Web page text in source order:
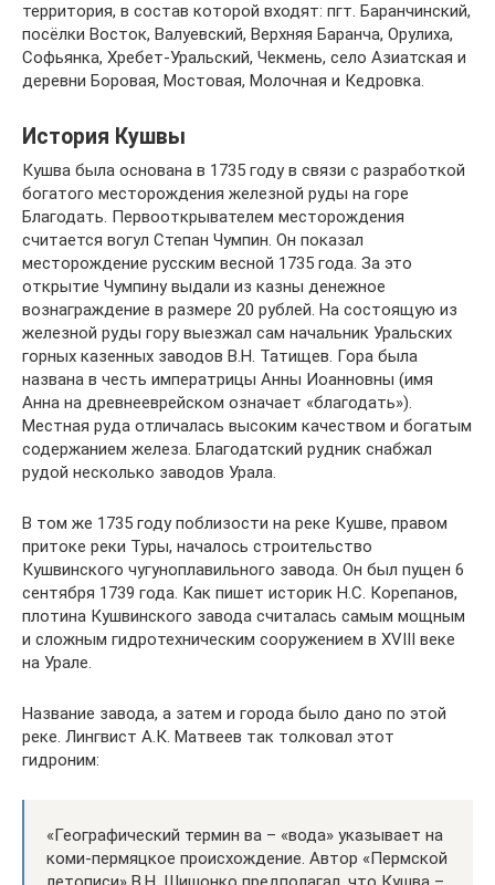
территория, в состав которой входят: пгт. Баранчинский,
посёлки Восток, Валуевский, Верхняя Баранча, Орулиха,
Софьянка, Хребет-Уральский, Чекмень, село Азиатская и
деревни Боровая, Мостовая, Молочная и Кедровка.
История Кушвы
Кушва была основана в 1735 году в связи с разработкой
богатого месторождения железной руды на горе
Благодать. Первооткрывателем месторождения
считается вогул Степан Чумпин. Он показал
месторождение русским весной 1735 года. За это
открытие Чумпину выдали из казны денежное
вознаграждение в размере 20 рублей. На состоящую из
железной руды гору выезжал сам начальник Уральских
горных казенных заводов В.Н. Татищев. Гора была
названа в честь императрицы Анны Иоанновны (имя
Анна на древнееврейском означает «благодать»).
Местная руда отличалась высоким качеством и богатым
содержанием железа. Благодатский рудник снабжал
рудой несколько заводов Урала.
В том же 1735 году поблизости на реке Кушве, правом
притоке реки Туры, началось строительство
Кушвинского чугуноплавильного завода. Он был пущен 6
сентября 1739 года. Как пишет историк Н.С. Корепанов,
плотина Кушвинского завода считалась самым мощным
и сложным гидротехническим сооружением в XVIII веке
на Урале.
Название завода, а затем и города было дано по этой
реке. Лингвист А.К. Матвеев так толковал этот
гидроним:
«Географический термин ва – «вода» указывает на
коми-пермяцкое происхождение. Автор «Пермской